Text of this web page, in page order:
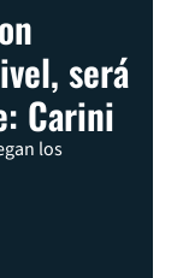
será
Carini
los